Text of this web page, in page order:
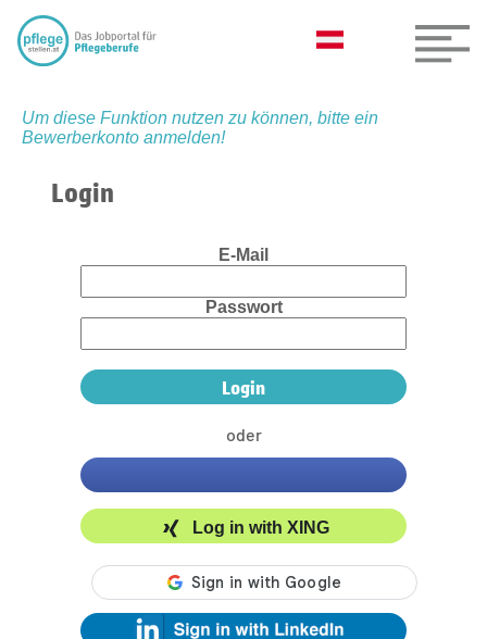
Um diese Funktion nutzen zu können, bitte ein
Bewerberkonto anmelden!
Login
E-Mail
Passwort
oder
Log in with XING